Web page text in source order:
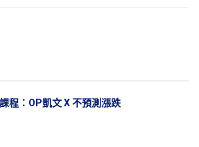
程：OP凱文 X 不預測漲跌